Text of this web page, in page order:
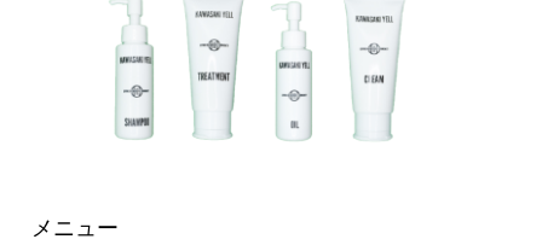
メニュー